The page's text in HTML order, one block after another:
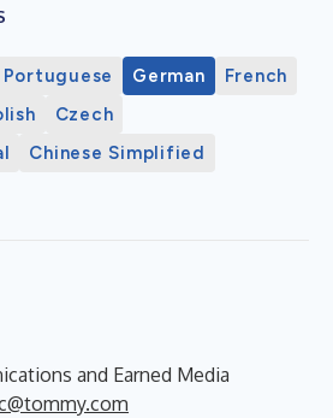
Portuguese German
French
Czech
Chinese Simplified
and Earned Media